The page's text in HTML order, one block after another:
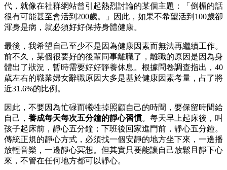
代，就像在社群網站曾引起熱烈討論的某個主題：「倒楣的話
很有可能甚至會活到200歲。」因此，如果不希望活到100歲卻
渾身是病，就必須好好保持身體健康。
最後，我希望自己至少不是因為健康因素而無法再繼續工作。
前不久，某個很要好的後輩同事離職了，離職的原因是因為身
體出了狀況，暫時需要好好靜養休息。根據問卷調查指出，40
歲左右的職業婦女辭職原因大多是基於健康因素考量，占了將
近31.6%的比例。
因此，不要因為忙碌而犧牲掉照顧自己的時間，要保留時間給
自己， 養成每天每次五分鐘的靜心習慣。每天早上起床後，叫
孩子起床前，靜心五分鐘；下班後回家進門前，靜心五分鐘。
傳統正規的靜心方式，必須找一個安靜的地方坐下來，一邊播
放輕音樂，一邊靜心冥想。但其實只要能讓自己放鬆且靜下心
來，不管在任何地方都可以靜心。